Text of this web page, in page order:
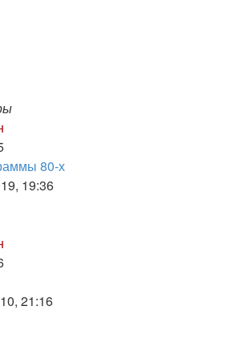
80-х
19:36
21:16